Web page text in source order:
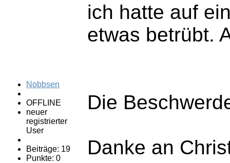
Nobbsen
OFFLINE
neuer
registrierter
User
Beiträge: 19
Punkte: 0
ich hatte auf
etwas betrübt.
Die
Danke an